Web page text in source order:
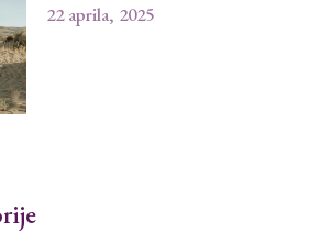
22 aprila, 2025